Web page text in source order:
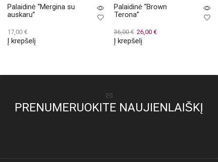
Palaidinė “Mergina su
auskaru”
17,00 €
Į krepšelį
Palaidinė “Brown
Terona”
36,00€ Original
price
26,00 €Current
Į krepšelį
PRENUMERUOKITE NAUJIENLAIŠKĮ